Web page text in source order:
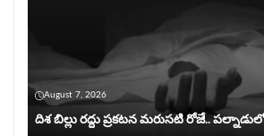
August 7, 2026
దిశ బిల్లు రద్దు ప్రకటన మరుసటి రోజే..